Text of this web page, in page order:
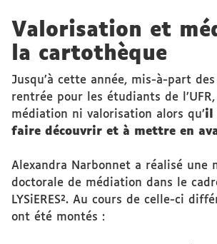
Valorisation et
la cartothèque
Jusqu’à cette année, mis-à-part
rentrée pour les étudiants de
médiation ni valorisation alors qu’il
faire découvrir et à mettre en
Alexandra Narbonnet a réalisé une
doctorale de médiation dans le
LYSiERES². Au cours de celle-ci
ont été montés :